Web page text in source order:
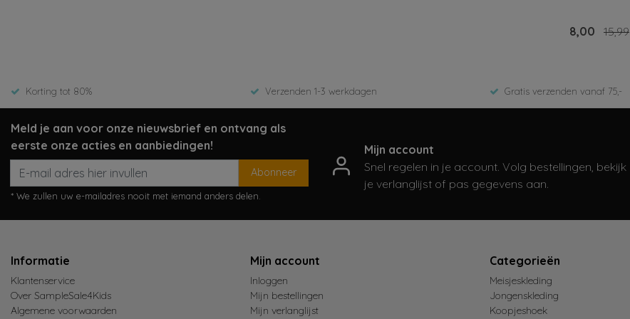
8,00 15,99
Korting tot 80% Verzenden 1-3 werkdagen Gratis verzenden vanaf 75,-
Meld je aan voor onze nieuwsbrief en ontvang als
eerste onze acties en aanbiedingen!
Abonneer
* We zullen uw e-mailadres nooit met iemand anders delen.
Mijn account
Snel regelen in je account. Volg bestellingen, bekijk
je verlanglijst of pas gegevens aan.
Informatie
Klantenservice
Over SampleSale4Kids
Algemene voorwaarden
Mijn account
Inloggen
Mijn bestellingen
Mijn verlanglijst
Categorieën
Meisjeskleding
Jongenskleding
Koopjeshoek